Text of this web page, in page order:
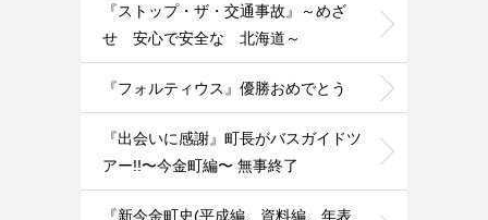
『ストップ・ザ・交通事故』～めざ
せ 安心で安全な 北海道～
『フォルティウス』優勝おめでとう
『出会いに感謝』町長がバスガイドツ
アー!!〜今金町編〜 無事終了
『新今金町史(平成編、資料編、年表